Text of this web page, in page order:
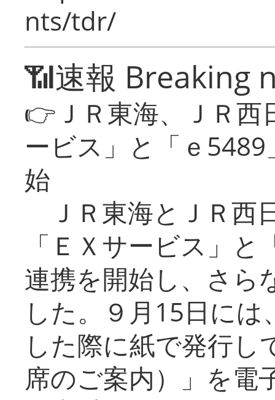
nts/tdr/
📶速報 Breaking
👉ＪＲ東海、ＪＲ
ービス」と「ｅ
始
ＪＲ東海とＪＲ西
「ＥＸサービス」
連携を開始し、さら
した。９月15日に
した際に紙で発行し
席のご案内）」を電